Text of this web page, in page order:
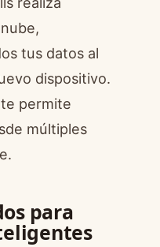
tus datos al
dispositivo.
permite
múltiples
para